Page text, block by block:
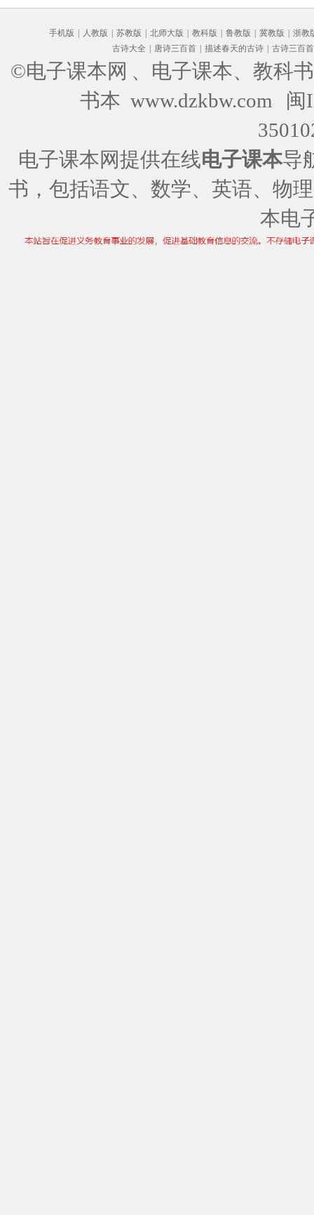
手机版 人教版 苏教版 北师大版 教科版 鲁教版 冀教版
浙教
古诗大全
唐诗三百首 描述春天的古诗 古诗三百首
©电子课本网 、电子课本、教科
书本 www.dzkbw.com
闽
电子课本网提供在线电子课本导
书，包括语文、数学、英语、物
本电